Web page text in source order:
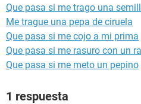
Que pasa si me trago una
Me trague una pepa de ciruela
Que pasa si me cojo a mi prima
Que pasa si me rasuro con un
Que pasa si me meto un pepino
1 respuesta